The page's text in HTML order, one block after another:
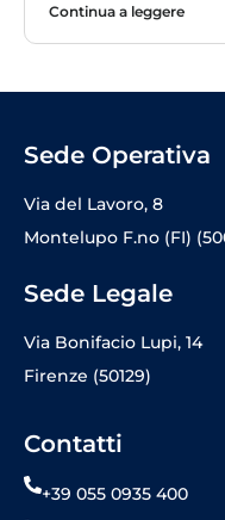
Continua a leggere
Sede Operativa
Via del Lavoro, 8
Montelupo F.no (FI)
Sede Legale
Via Bonifacio Lupi, 14
Firenze (50129)
Contatti
+39 055 0935 400